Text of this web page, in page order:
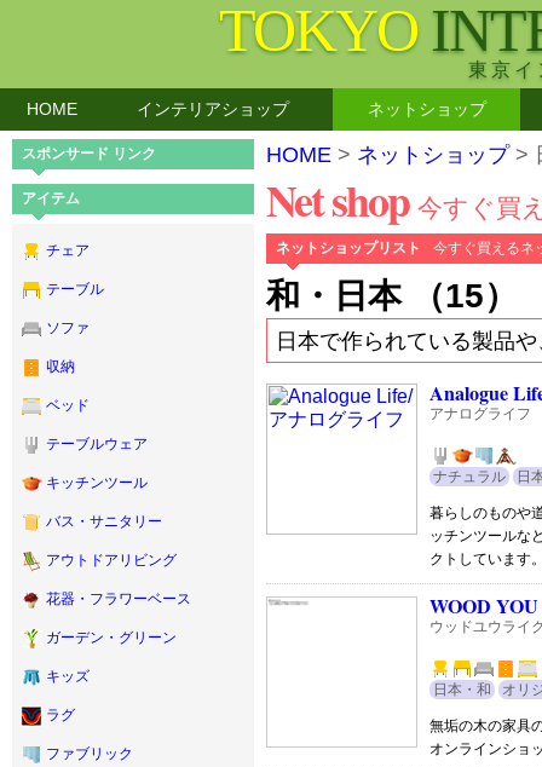
TOKYO
東京イ
HOME インテリアショップ ネットショップ
スポンサード リンク
アイテム
チェア
テーブル
ソファ
収納
ベッド
テーブルウェア
キッチンツール
バス・サニタリー
アウトドアリビング
花器・フラワーベース
ガーデン・グリーン
キッズ
ラグ
ファブリック
HOME > ネットショップ>
Net shop 今すぐ買
ネットショップリスト 今すぐ買えるネ
和・日本 （15）
日本で作られている製品
Analogue
アナログライフ
ナチュラル 日
暮らしのものや
ッチンツールな
クトしています
WOOD
ウッドユウライ
日本・和 オリ
無垢の木の家具
オンラインショ